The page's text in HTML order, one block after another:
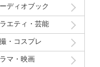
年間ランキング
ディオブック
エティ・芸能
・コスプレ
ラマ・映画